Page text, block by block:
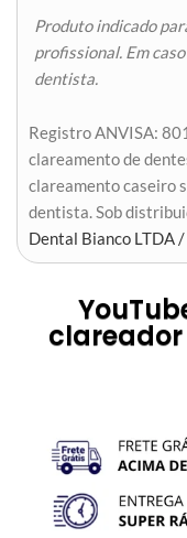
Produto indicado
profissional. Em
dentista.
Registro ANVISA:
clareamento de
clareamento caseiro
dentista. Sob
Dental Bianco LTDA